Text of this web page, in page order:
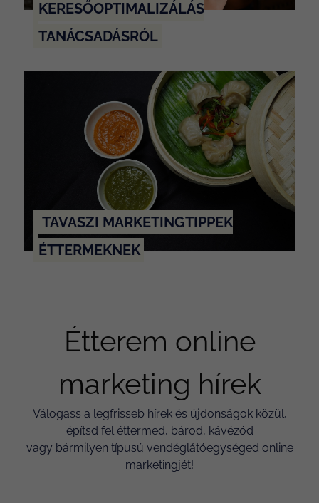
KERESŐOPTIMALIZÁLÁS
TANÁCSADÁSRÓL
TAVASZI MARKETINGTIPPEK
ÉTTERMEKNEK
Étterem online
marketing hírek
Válogass a legfrisseb hírek és újdonságok közül,
építsd fel éttermed, bárod, kávézód
vagy bármilyen típusú vendéglátóegységed online
marketingjét!